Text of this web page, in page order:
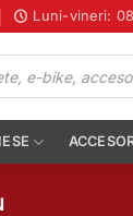
Luni-vineri: